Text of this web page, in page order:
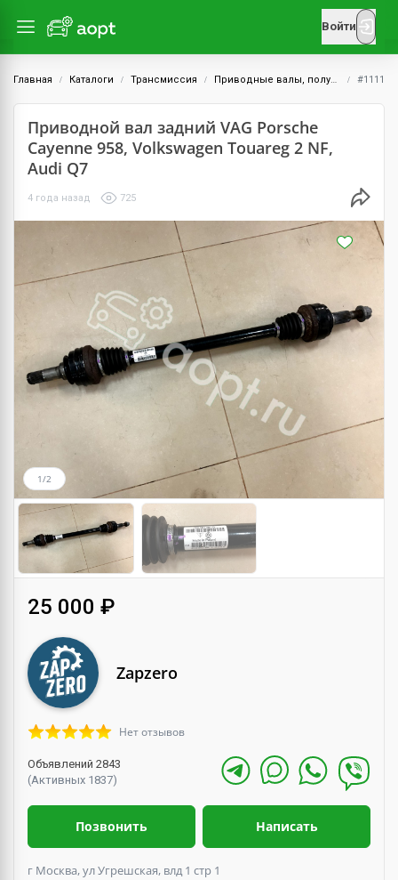
Войти
Главная Каталоги Трансмиссия Приводные валы, полуоси и ШРУСы #1111
Приводной вал задний VAG Porsche
Cayenne 958, Volkswagen Touareg 2 NF,
Audi Q7
4 года назад 725
1/2
25 000 ₽
Zapzero
Нет отзывов
Объявлений 2843
(Активных 1837)
Позвонить Написать
г Москва, ул Угрешская, влд 1 стр 1